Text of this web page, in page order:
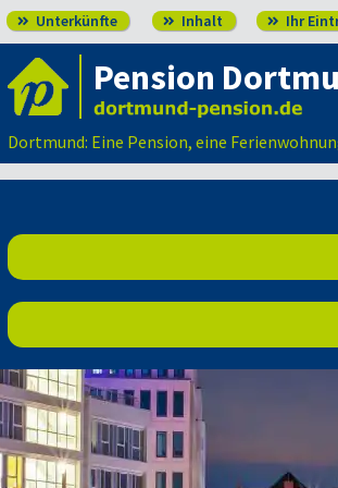
 Unterkünfte  Inhalt  Ihr
Pension
Dortmund: Eine Pension, eine